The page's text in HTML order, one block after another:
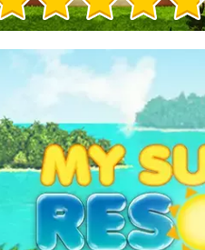
Игра Инфо